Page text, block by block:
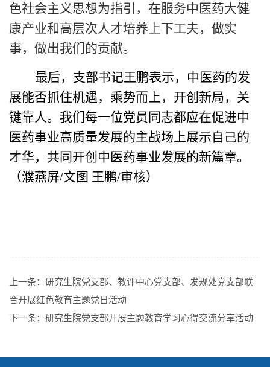
色社会主义思想为指引，在服务中医药大健
康产业和高层次人才培养上下工夫，做实
事，做出我们的贡献。
最后，支部书记王鹏表示，中医药的发
展能否抓住机遇，乘势而上，开创新局，关
键靠人。我们每一位党员同志都应在促进中
医药事业高质量发展的主战场上展示自己的
才华，共同开创中医药事业发展的新篇章。
（濮燕屏/文图 王鹏/审核）
上一条： 研究生院党支部、教评中心党支部、发规处党支部联
合开展红色教育主题党日活动
下一条： 研究生院党支部开展主题教育学习心得交流分享活动